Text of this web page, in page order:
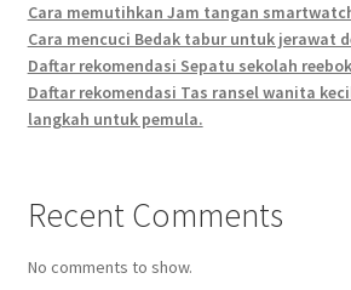
Cara memutihkan Jam tangan
Cara mencuci Bedak tabur untuk jerawat
Daftar rekomendasi Sepatu sekolah
Daftar rekomendasi Tas ransel wanita
langkah untuk pemula.
Recent Comments
No comments to show.